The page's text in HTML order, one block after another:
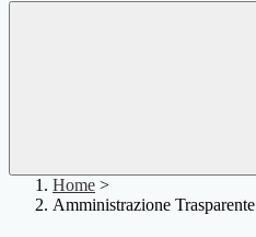
Home >
Amministrazione Trasparente